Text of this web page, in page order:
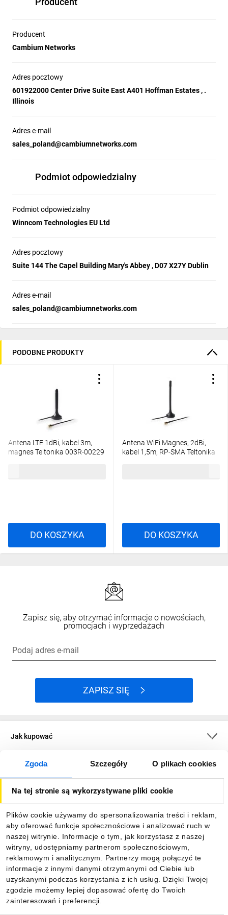
Zgoda Szczegóły O plikach cookies
Na tej stronie są wykorzystywane pliki cookie
Plików cookie używamy do spersonalizowania treści i reklam,
aby oferować funkcje społecznościowe i analizować ruch w
naszej witrynie. Informacje o tym, jak korzystasz z naszej
witryny, udostępniamy partnerom społecznościowym,
reklamowym i analitycznym. Partnerzy mogą połączyć te
informacje z innymi danymi otrzymanymi od Ciebie lub
uzyskanymi podczas korzystania z ich usług. Dzięki Twojej
zgodzie możemy lepiej dopasować ofertę do Twoich
zainteresowań i preferencji.
Producent
Cambium Networks
Adres pocztowy
601922000 Center Drive Suite East A401 Hoffman Estates , .
Illinois
Adres e-mail
sales_poland@cambiumnetworks.com
Podmiot odpowiedzialny
Podmiot odpowiedzialny
Winncom Technologies EU Ltd
Adres pocztowy
Suite 144 The Capel Building Mary's Abbey , D07 X27Y Dublin
Adres e-mail
sales_poland@cambiumnetworks.com
PODOBNE PRODUKTY
Antena LTE 1dBi, kabel 3m,
magnes Teltonika 003R-00229
DO KOSZYKA
Antena WiFi Magnes, 2dBi,
kabel 1,5m, RP-SMA Teltonika
DO KOSZYKA
Zapisz się, aby otrzymać informacje o nowościach,
promocjach i wyprzedażach
Podaj adres e-mail
ZAPISZ SIĘ
Jak kupować
O firmie
Informacje
Pobierz naszą aplikację mobilną: